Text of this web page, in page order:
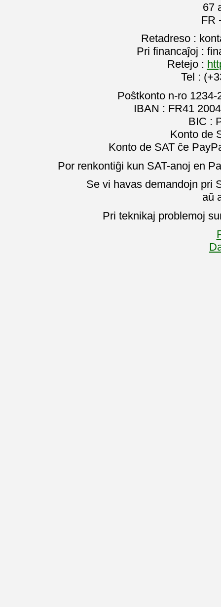
67
FR
Retadreso :
Pri financaĵoj :
Retejo :
Tel :
Poŝtkonto n-ro
IBAN : FR41
BIC :
Konto de
Konto de SAT ĉe
Por renkontiĝi kun SAT-anoj en
Se vi havas demandojn pri
aŭ
Pri teknikaj problemoj